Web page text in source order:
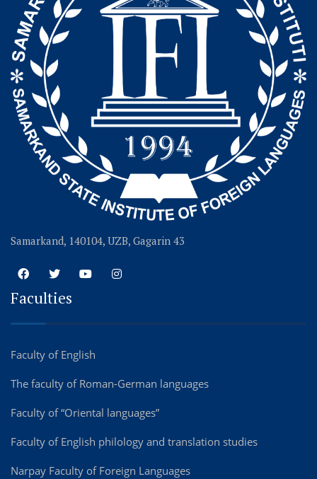
Samarkand, 140104, UZB, Gagarin 43
Faculties
Faculty of English
The faculty of Roman-German languages
Faculty of “Oriental languages”
Faculty of English philology and translation studies
Narpay Faculty of Foreign Languages